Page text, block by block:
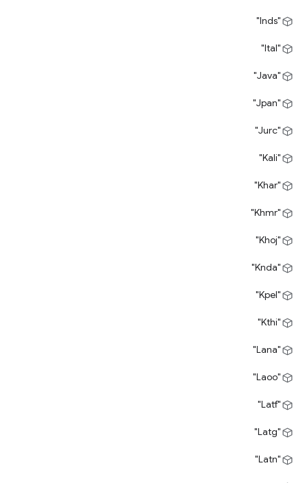
"Inds"
"Ital"
"Java"
"Jpan"
"Jurc"
"Kali"
"Khar"
"Khmr"
"Khoj"
"Knda"
"Kpel"
"Kthi"
"Lana"
"Laoo"
"Latf"
"Latg"
"Latn"